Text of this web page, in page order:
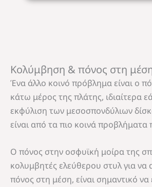
Κολύμβηση & πόνος στη
Ένα άλλο κοινό πρόβλημα είναι ο
κάτω μέρος της πλάτης, ιδιαίτερα
εκφύλιση των μεσοσπονδύλιων
είναι από τα πιο κοινά
Ο πόνος στην οσφυϊκή μοίρα της
κολυμβητές ελεύθερου στυλ για
πόνος στη μέση, είναι σημαντικό